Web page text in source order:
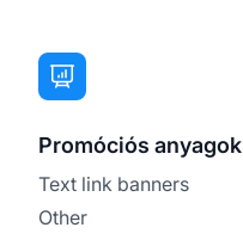
Promóciós anyagok
Text link banners
Other